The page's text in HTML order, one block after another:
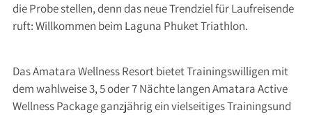
die Probe stellen, denn das neue Trendziel für Laufreisende
ruft: Willkommen beim Laguna Phuket Triathlon.
Das Amatara Wellness Resort bietet Trainingswilligen mit
dem wahlweise 3, 5 oder 7 Nächte langen Amatara Active
Wellness Package ganzjährig ein vielseitiges Trainingsund